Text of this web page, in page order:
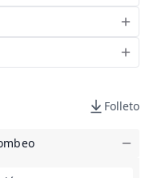
Folleto